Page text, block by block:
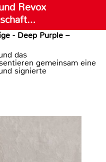
Revox
- Deep Purple –
das
gemeinsam eine
signierte